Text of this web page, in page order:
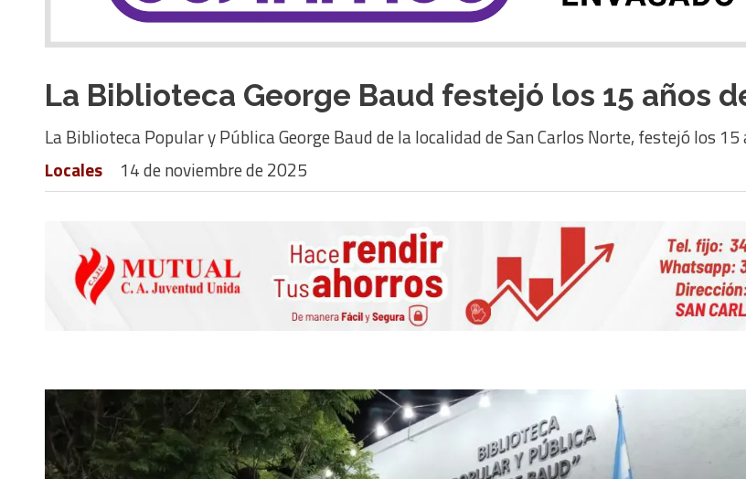
La Biblioteca George Baud festejó los 15 años
La Biblioteca Popular y Pública George Baud de la localidad de San Carlos Norte, festejó los
Locales
14 de noviembre de 2025